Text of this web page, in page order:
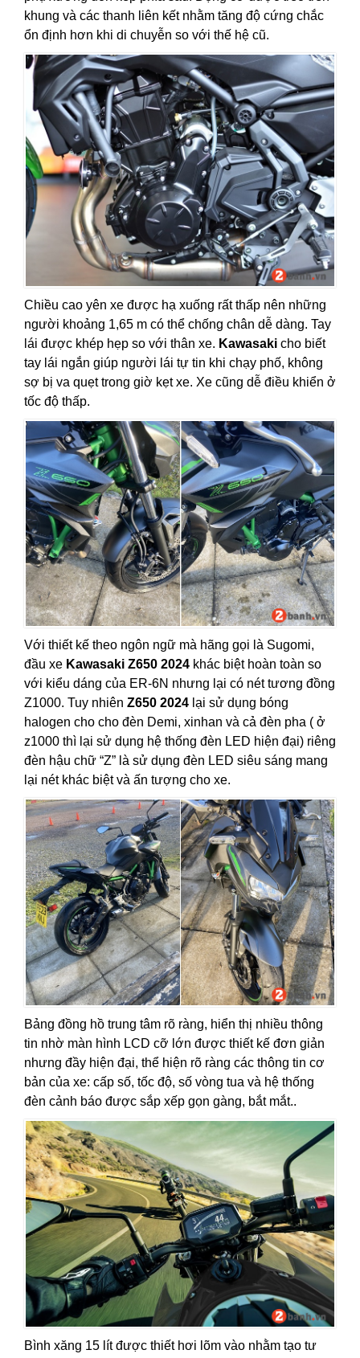
khung và các thanh liên kết nhằm tăng độ cứng chắc
ổn định hơn khi di chuyễn so với thế hệ cũ.
Chiều cao yên xe được hạ xuống rất thấp nên những
người khoảng 1,65 m có thể chống chân dễ dàng. Tay
lái được khép hẹp so với thân xe. Kawasaki cho biết
tay lái ngắn giúp người lái tự tin khi chạy phố, không
sợ bị va quẹt trong giờ kẹt xe. Xe cũng dễ điều khiển ở
tốc độ thấp.
Với thiết kế theo ngôn ngữ mà hãng gọi là Sugomi,
đầu xe Kawasaki Z650 2024 khác biệt hoàn toàn so
với kiểu dáng của ER-6N nhưng lại có nét tương đồng
Z1000. Tuy nhiên Z650 2024 lại sử dụng bóng
halogen cho cho đèn Demi, xinhan và cả đèn pha ( ở
z1000 thì lại sử dụng hệ thống đèn LED hiện đại) riêng
đèn hậu chữ “Z” là sử dụng đèn LED siêu sáng mang
lại nét khác biệt và ấn tượng cho xe.
Bảng đồng hồ trung tâm rõ ràng, hiển thị nhiều thông
tin nhờ màn hình LCD cỡ lớn được thiết kế đơn giản
nhưng đầy hiện đại, thể hiện rõ ràng các thông tin cơ
bản của xe: cấp số, tốc độ, số vòng tua và hệ thống
đèn cảnh báo được sắp xếp gọn gàng, bắt mắt..
Bình xăng 15 lít được thiết hơi lõm vào nhằm tạo tư